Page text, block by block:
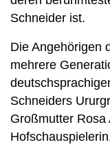
Schneider ist.
Die Angehörigen
mehrere
Schneiders
Großmutter